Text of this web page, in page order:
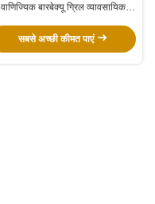
वाणिज्यिक बारबेक्यू ग्रिल व्यावसायिक
सबसे अच्छी कीमत पाएं